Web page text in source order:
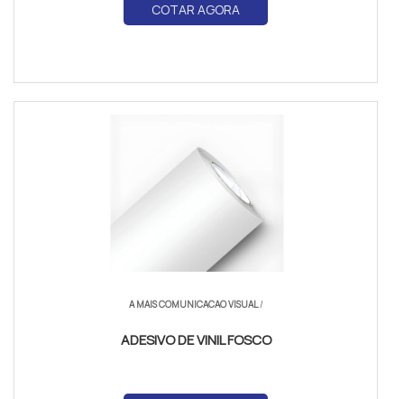
COTAR AGORA
A MAIS COMUNICACAO VISUAL/
ADESIVO DE VINIL FOSCO